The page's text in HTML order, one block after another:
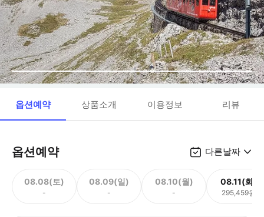
옵션예약 상품소개 이용정보 리뷰
옵션예약 다른날짜
08.08(토)
-
08.09(일)
-
08.10(월)
-
08.11(화)
295,459원